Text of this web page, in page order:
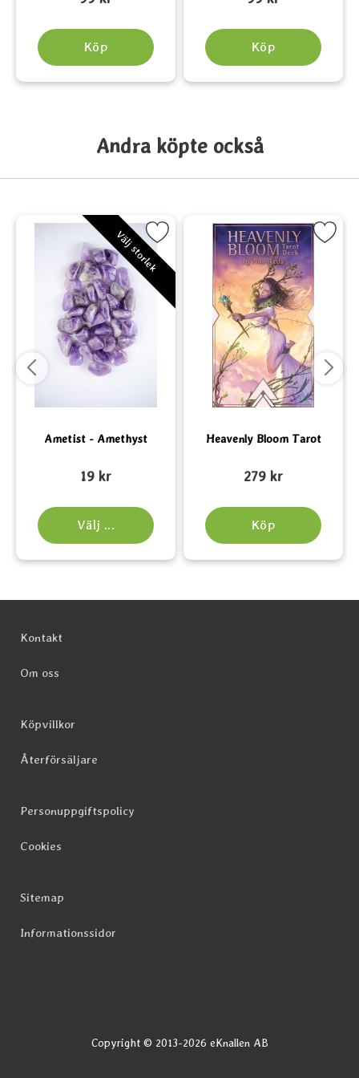
Köp Köp
Andra köpte också
Tarot Kit som favoritVälj storlek
Ametist - Amethyst
Art. nr 214819 kr
Välj ...
Markera Ametist - Amethyst som favorit
Heavenly Bloom Tarot
Art. nr 6011279 kr
Köp
Markera Heavenly Bloom
Kontakt
Om oss
Köpvillkor
Återförsäljare
Personuppgiftspolicy
Cookies
Sitemap
Informationssidor
Copyright © 2013-2026 eKnallen AB